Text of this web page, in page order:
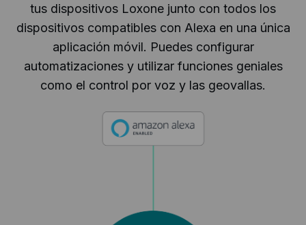
tus dispositivos Loxone junto con todos los
dispositivos compatibles con Alexa en una única
aplicación móvil. Puedes configurar
automatizaciones y utilizar funciones geniales
como el control por voz y las geovallas.